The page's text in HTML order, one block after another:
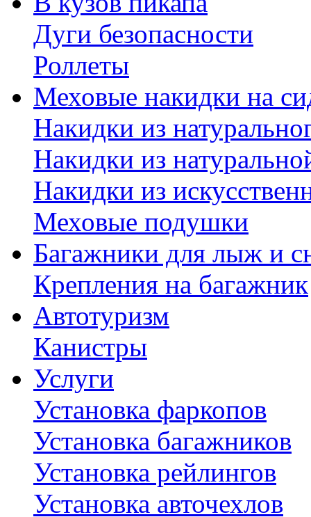
Дуги безопасности
Роллеты
Меховые накидки на
Накидки из
Накидки из
Накидки из
Меховые подушки
Багажники для лыж и
Крепления на багажник
Автотуризм
Канистры
Услуги
Установка фаркопов
Установка багажников
Установка рейлингов
Установка авточехлов